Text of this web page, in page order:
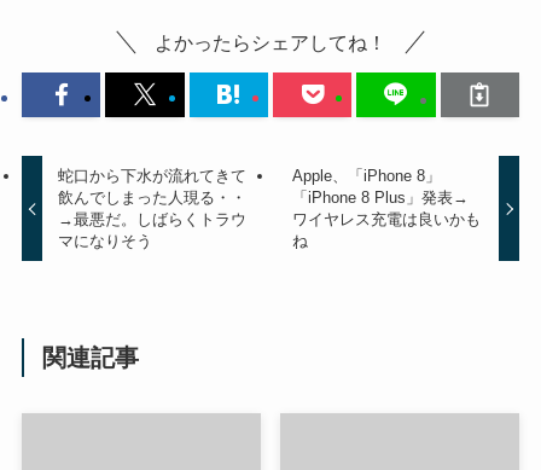
よかったらシェアしてね！
蛇口から下水が流れてきて
飲んでしまった人現る・・
→最悪だ。しばらくトラウ
マになりそう
Apple、「iPhone 8」
「iPhone 8 Plus」発表→
ワイヤレス充電は良いかも
ね
関連記事